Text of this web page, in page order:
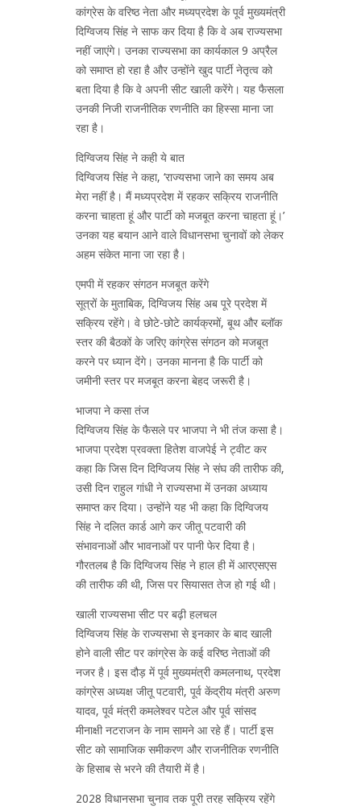
कांग्रेस के वरिष्ठ नेता और मध्यप्रदेश के पूर्व मुख्यमंत्री
दिग्विजय सिंह ने साफ कर दिया है कि वे अब राज्यसभा
नहीं जाएंगे। उनका राज्यसभा का कार्यकाल 9 अप्रैल
को समाप्त हो रहा है और उन्होंने खुद पार्टी नेतृत्व को
बता दिया है कि वे अपनी सीट खाली करेंगे। यह फैसला
उनकी निजी राजनीतिक रणनीति का हिस्सा माना जा
रहा है।
दिग्विजय सिंह ने कही ये बात
दिग्विजय सिंह ने कहा, ‘राज्यसभा जाने का समय अब
मेरा नहीं है। मैं मध्यप्रदेश में रहकर सक्रिय राजनीति
करना चाहता हूं और पार्टी को मजबूत करना चाहता हूं।’
उनका यह बयान आने वाले विधानसभा चुनावों को लेकर
अहम संकेत माना जा रहा है।
एमपी में रहकर संगठन मजबूत करेंगे
सूत्रों के मुताबिक, दिग्विजय सिंह अब पूरे प्रदेश में
सक्रिय रहेंगे। वे छोटे-छोटे कार्यक्रमों, बूथ और ब्लॉक
स्तर की बैठकों के जरिए कांग्रेस संगठन को मजबूत
करने पर ध्यान देंगे। उनका मानना है कि पार्टी को
जमीनी स्तर पर मजबूत करना बेहद जरूरी है।
भाजपा ने कसा तंज
दिग्विजय सिंह के फैसले पर भाजपा ने भी तंज कसा है।
भाजपा प्रदेश प्रवक्ता हितेश वाजपेई ने ट्वीट कर
कहा कि जिस दिन दिग्विजय सिंह ने संघ की तारीफ की,
उसी दिन राहुल गांधी ने राज्यसभा में उनका अध्याय
समाप्त कर दिया। उन्होंने यह भी कहा कि दिग्विजय
सिंह ने दलित कार्ड आगे कर जीतू पटवारी की
संभावनाओं और भावनाओं पर पानी फेर दिया है।
गौरतलब है कि दिग्विजय सिंह ने हाल ही में आरएसएस
की तारीफ की थी, जिस पर सियासत तेज हो गई थी।
खाली राज्यसभा सीट पर बढ़ी हलचल
दिग्विजय सिंह के राज्यसभा से इनकार के बाद खाली
होने वाली सीट पर कांग्रेस के कई वरिष्ठ नेताओं की
नजर है। इस दौड़ में पूर्व मुख्यमंत्री कमलनाथ, प्रदेश
कांग्रेस अध्यक्ष जीतू पटवारी, पूर्व केंद्रीय मंत्री अरुण
यादव, पूर्व मंत्री कमलेश्वर पटेल और पूर्व सांसद
मीनाक्षी नटराजन के नाम सामने आ रहे हैं। पार्टी इस
सीट को सामाजिक समीकरण और राजनीतिक रणनीति
के हिसाब से भरने की तैयारी में है।
2028 विधानसभा चुनाव तक पूरी तरह सक्रिय रहेंगे